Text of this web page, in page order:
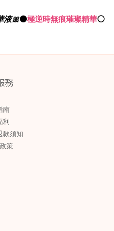
液🎀⚫極逆時無痕璀璨精華⚪
務
南
利
款須知
策